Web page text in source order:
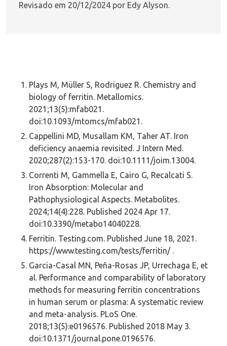
Revisado em 20/12/2024 por Edy Alyson.
Plays M, Müller S, Rodriguez R. Chemistry and
biology of ferritin. Metallomics.
2021;13(5):mfab021.
doi:10.1093/mtomcs/mfab021.
Cappellini MD, Musallam KM, Taher AT. Iron
deficiency anaemia revisited. J Intern Med.
2020;287(2):153-170. doi:10.1111/joim.13004.
Correnti M, Gammella E, Cairo G, Recalcati S.
Iron Absorption: Molecular and
Pathophysiological Aspects. Metabolites.
2024;14(4):228. Published 2024 Apr 17.
doi:10.3390/metabo14040228.
Ferritin. Testing.com. Published June 18, 2021.
https://www.testing.com/tests/ferritin/ ‌.
Garcia-Casal MN, Peña-Rosas JP, Urrechaga E, et
al. Performance and comparability of laboratory
methods for measuring ferritin concentrations
in human serum or plasma: A systematic review
and meta-analysis. PLoS One.
2018;13(5):e0196576. Published 2018 May 3.
doi:10.1371/journal.pone.0196576.